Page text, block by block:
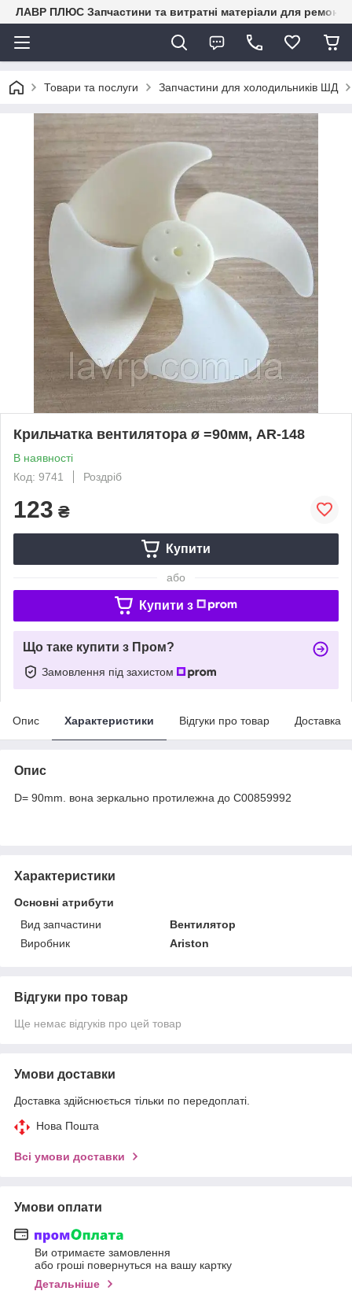
ЛАВР ПЛЮС Запчастини та витратні матеріали для ремонту
Товари та послуги Запчастини для холодильників ШД
Крильчатка вентилятора ø =90мм, AR-148
В наявності
Код: 9741
Роздріб
123 ₴
Купити
або
Купити з
Що таке купити з Пром?
Замовлення під захистом
Опис Характеристики Відгуки про товар Доставка
Опис
D= 90mm. вона зеркально протилежна до C00859992
Характеристики
Основні атрибути
Вид запчастини
Вентилятор
Виробник
Ariston
Відгуки про товар
Ще немає відгуків про цей товар
Умови доставки
Доставка здійснюється тільки по передоплаті.
Нова Пошта
Всі умови доставки
Умови оплати
Ви отримаєте замовлення
або гроші повернуться на вашу картку
Детальніше